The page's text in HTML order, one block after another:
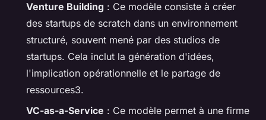
Venture Building : Ce modèle consiste à créer
des startups de scratch dans un environnement
structuré, souvent mené par des studios de
startups. Cela inclut la génération d'idées,
l'implication opérationnelle et le partage de
ressources3.
VC-as-a-Service : Ce modèle permet à une firme